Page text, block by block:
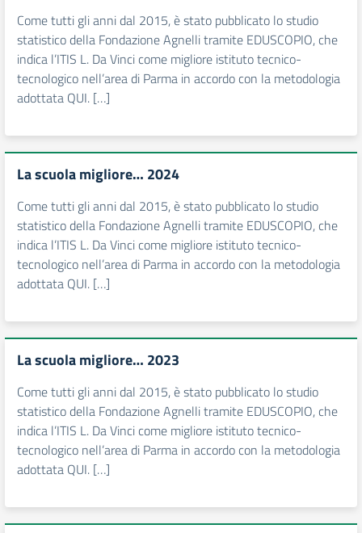
Come tutti gli anni dal 2015, è stato pubblicato lo studio
statistico della Fondazione Agnelli tramite EDUSCOPIO, che
indica l’ITIS L. Da Vinci come migliore istituto tecnico-
tecnologico nell’area di Parma in accordo con la metodologia
adottata QUI. […]
La scuola migliore… 2024
Come tutti gli anni dal 2015, è stato pubblicato lo studio
statistico della Fondazione Agnelli tramite EDUSCOPIO, che
indica l’ITIS L. Da Vinci come migliore istituto tecnico-
tecnologico nell’area di Parma in accordo con la metodologia
adottata QUI. […]
La scuola migliore… 2023
Come tutti gli anni dal 2015, è stato pubblicato lo studio
statistico della Fondazione Agnelli tramite EDUSCOPIO, che
indica l’ITIS L. Da Vinci come migliore istituto tecnico-
tecnologico nell’area di Parma in accordo con la metodologia
adottata QUI. […]